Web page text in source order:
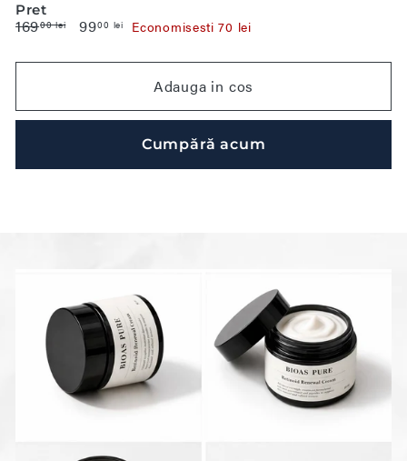
Pret
Pret
16900 lei169,00
Pret
promotie
9900 lei 99,00
Economisesti 70 lei
Adauga in cos
Cumpără acum